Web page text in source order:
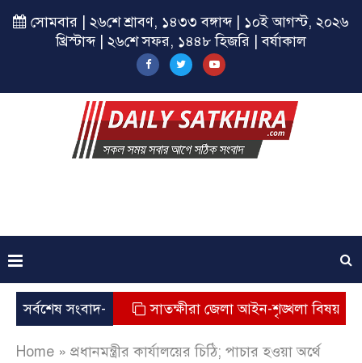
সোমবার | ২৬শে শ্রাবণ, ১৪৩৩ বঙ্গাব্দ | ১০ই আগস্ট, ২০২৬
খ্রিস্টাব্দ | ২৬শে সফর, ১৪৪৮ হিজরি | বর্ষাকাল
সর্বশেষ সংবাদ-
সভা সাতক্ষীরা জেলা আইন-শৃঙ্খলা বিষয়ক মাসিক
Home » প্রধানমন্ত্রীর কার্যালয়ের চিঠি; পাচার হওয়া অর্থে